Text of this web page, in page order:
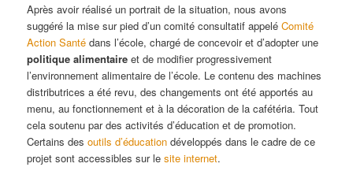
Après avoir réalisé un portrait de la situation, nous avons
suggéré la mise sur pied d’un comité consultatif appeléComité
Action Santé dans l’école, chargé de concevoir et d’adopter une
politique alimentaire et de modifier progressivement
l’environnement alimentaire de l’école. Le contenu des machines
distributrices a été revu, des changements ont été apportés au
menu, au fonctionnement et à la décoration de la cafétéria. Tout
cela soutenu par des activités d’éducation et de promotion.
Certains desoutils d’éducation développés dans le cadre de ce
projet sont accessibles sur le site internet.